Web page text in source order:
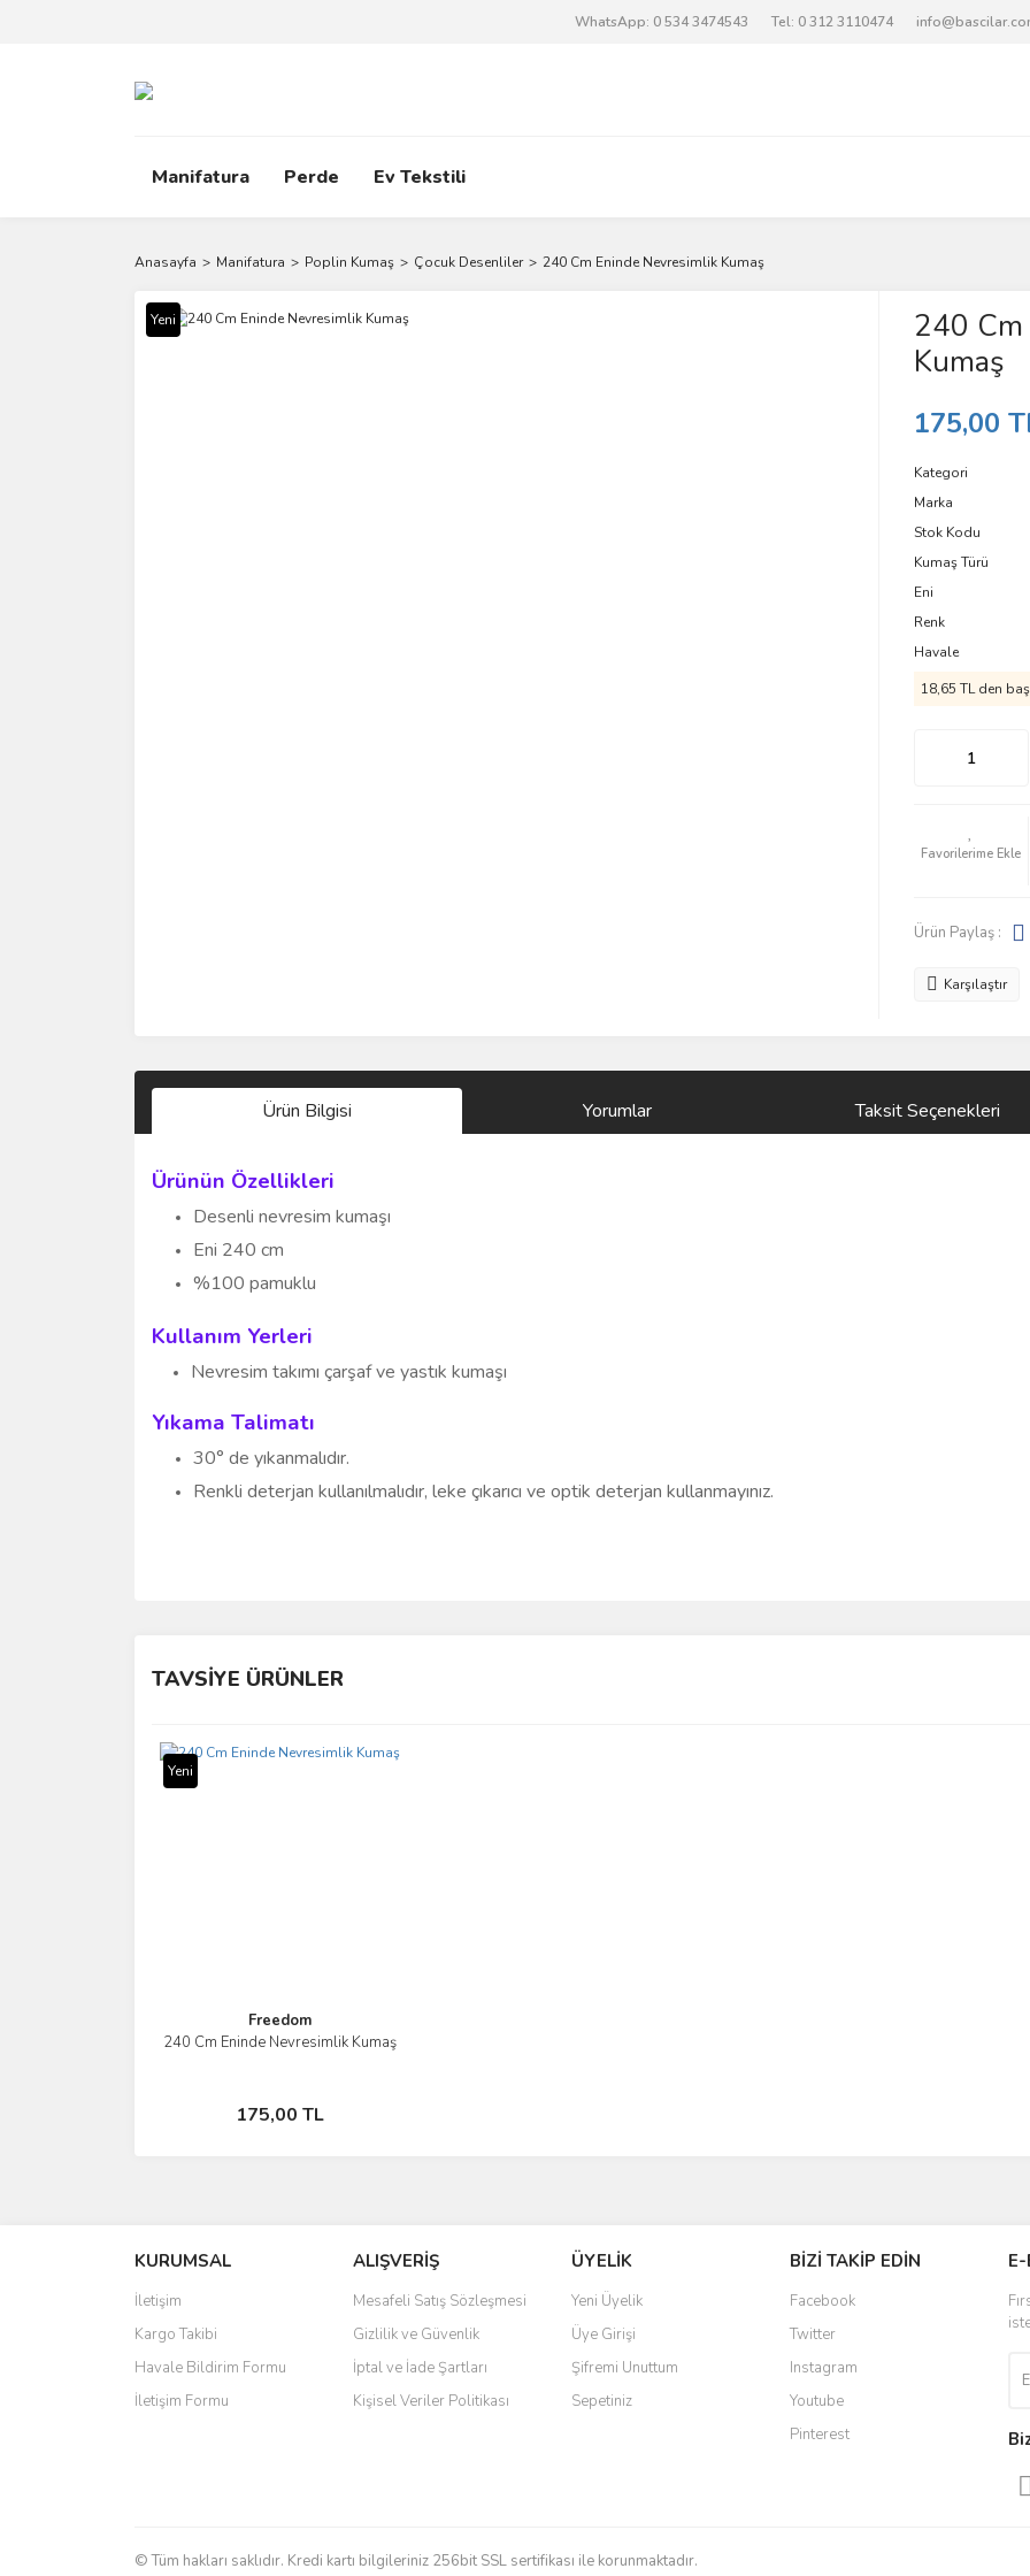
WhatsApp: 0 534 3474543 Tel: 0 312 3110474
Manifatura Perde Ev Tekstili
Anasayfa Manifatura Poplin Kumaş Çocuk Desenliler 240 Cm Eninde Nevresimlik Kumaş
Yeni
240
Kumaş
175,00
Kategori
Marka
Stok Kodu
Kumaş Türü
Eni
Renk
Havale
18,65 TL den
Ürün Paylaş :
Karşılaştır
Ürün Bilgisi Yorumlar Taksit Seçenekleri
Ürünün Özellikleri
Desenli nevresim kumaşı
Eni 240 cm
%100 pamuklu
Kullanım Yerleri
Nevresim takımı çarşaf ve yastık kumaşı
Yıkama Talimatı
30° de yıkanmalıdır.
Renkli deterjan kullanılmalıdır, leke çıkarıcı ve optik deterjan kullanmayınız.
TAVSİYE ÜRÜNLER
Yeni
Freedom
240 Cm Eninde Nevresimlik Kumaş
175,00 TL
İncele
Sepete Ekle
KURUMSAL
İletişim
Kargo Takibi
Havale Bildirim Formu
İletişim Formu
ALIŞVERİŞ
Mesafeli Satış Sözleşmesi
Gizlilik ve Güvenlik
İptal ve İade Şartları
Kişisel Veriler Politikası
ÜYELİK
Yeni Üyelik
Üye Girişi
Şifremi Unuttum
Sepetiniz
BİZİ TAKİP EDİN
Facebook
Twitter
Instagram
Youtube
Pinterest
© Tüm hakları saklıdır. Kredi kartı bilgileriniz 256bit SSL sertifikası ile korunmaktadır.